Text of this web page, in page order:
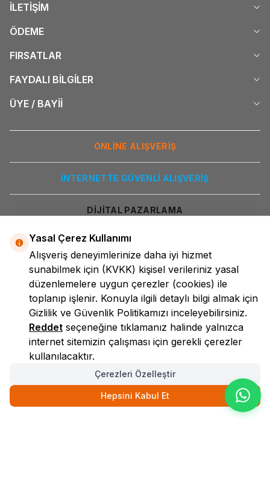
İLETİŞİM
ÖDEME
FIRSATLAR
FAYDALI BİLGİLER
ÜYE / BAYİİ
ONLİNE ALIŞVERİŞ
İNTERNETTE GÜVENLİ ALIŞVERİŞ
DİJİTAL PAZARLAMA
LokmanAVM
Yasal Çerez Kullanımı
Alışveriş deneyimlerinize daha iyi hizmet
sunabilmek için (KVKK) kişisel verileriniz yasal
düzenlemelere uygun çerezler (cookies) ile
toplanıp işlenir. Konuyla ilgili detaylı bilgi almak için
Gizlilik ve Güvenlik Politikamızı inceleyebilirsiniz.
Reddet seçeneğine tıklamanız halinde yalnızca
internet sitemizin çalışması için gerekli çerezler
kullanılacaktır.
Çerezleri Özelleştir
Hepsini Kabul Et